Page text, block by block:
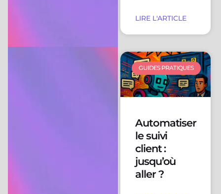
LIRE L'ARTICLE
GUIDES PRATIQUES
Automatiser
le suivi
client :
jusqu’où
aller ?